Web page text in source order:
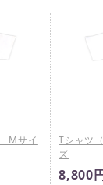
Mサイ
Tシャツ
ズ
8,800